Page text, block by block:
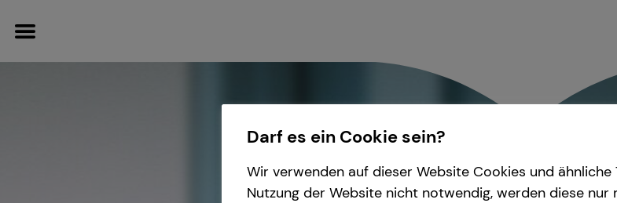
Darf es ein Cookie sein?
Wir verwenden auf dieser Website Cookies und
Nutzung der Website nicht notwendig, werden diese nur